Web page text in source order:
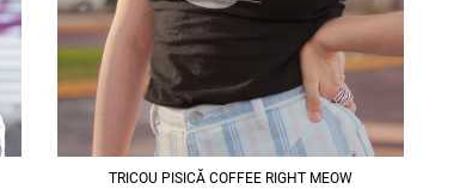
TRICOU PISICĂ COFFEE RIGHT MEOW